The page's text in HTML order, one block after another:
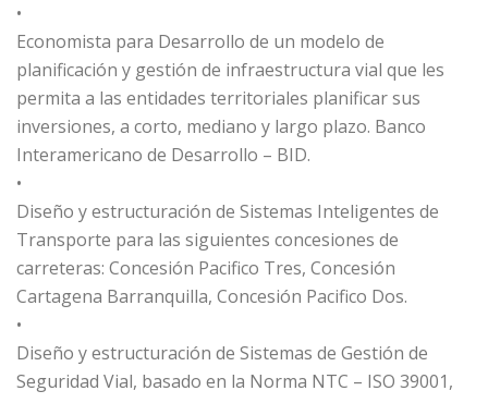
•
Economista para Desarrollo de un modelo de
planificación y gestión de infraestructura vial que les
permita a las entidades territoriales planificar sus
inversiones, a corto, mediano y largo plazo. Banco
Interamericano de Desarrollo – BID.
•
Diseño y estructuración de Sistemas Inteligentes de
Transporte para las siguientes concesiones de
carreteras: Concesión Pacifico Tres, Concesión
Cartagena Barranquilla, Concesión Pacifico Dos.
•
Diseño y estructuración de Sistemas de Gestión de
Seguridad Vial, basado en la Norma NTC – ISO 39001,